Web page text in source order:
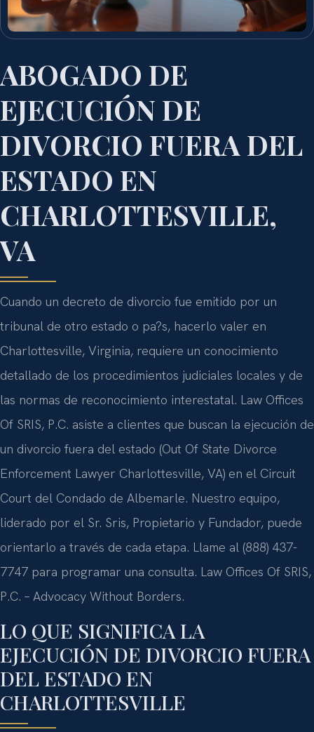
ABOGADO DE
EJECUCIÓN DE
DIVORCIO FUERA DEL
ESTADO EN
CHARLOTTESVILLE,
VA
Cuando un decreto de divorcio fue emitido por un
tribunal de otro estado o pa?s, hacerlo valer en
Charlottesville, Virginia, requiere un conocimiento
detallado de los procedimientos judiciales locales y de
las normas de reconocimiento interestatal. Law Offices
Of SRIS, P.C. asiste a clientes que buscan la ejecución de
un divorcio fuera del estado (Out Of State Divorce
Enforcement Lawyer Charlottesville, VA) en el Circuit
Court del Condado de Albemarle. Nuestro equipo,
liderado por el Sr. Sris, Propietario y Fundador, puede
orientarlo a través de cada etapa. Llame al (888) 437-
7747 para programar una consulta. Law Offices Of SRIS,
P.C. – Advocacy Without Borders.
LO QUE SIGNIFICA LA
EJECUCIÓN DE DIVORCIO FUERA
DEL ESTADO EN
CHARLOTTESVILLE